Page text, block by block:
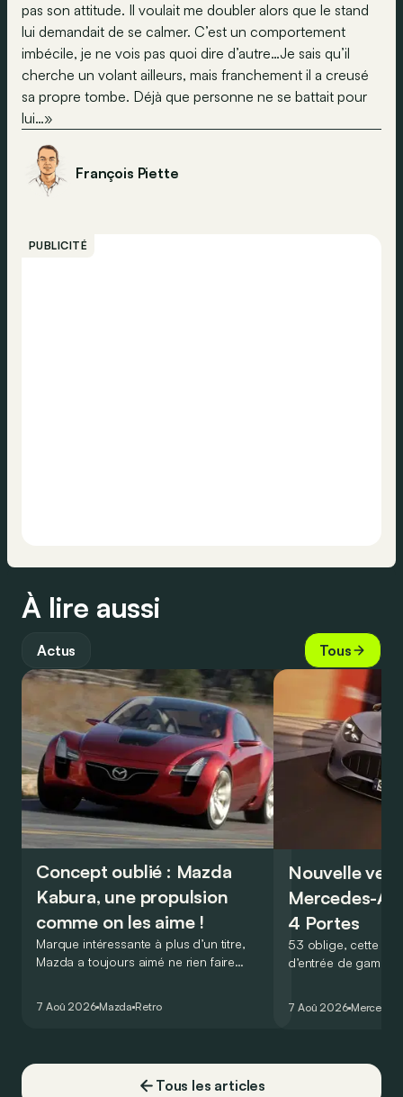
pas son attitude. Il voulait me doubler alors que le stand
lui demandait de se calmer. C’est un comportement
imbécile, je ne vois pas quoi dire d’autre…Je sais qu’il
cherche un volant ailleurs, mais franchement il a creusé
sa propre tombe. Déjà que personne ne se battait pour
lui…»
François Piette
PUBLICITÉ
À lire aussi
Actus Tous
Concept oublié : Mazda
Kabura, une propulsion
comme on les aime !
Marque intéressante à plus d’un titre,
Mazda a toujours aimé ne rien faire
de la plus belle des manières…
7 Aoû 2026 Mazda Retro
Nouvelle
Mercedes-
4 Portes
53 oblige, cette
d’entrée de
moins…
7 Aoû 2026 Mercedes
Tous les articles